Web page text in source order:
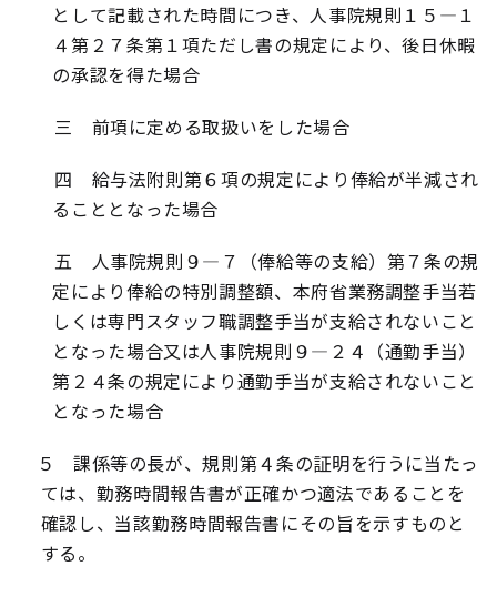
として記載された時間につき、人事院規則１５―１
４第２７条第１項ただし書の規定により、後日休暇
の承認を得た場合
三 前項に定める取扱いをした場合
四 給与法附則第６項の規定により俸給が半減され
ることとなった場合
五 人事院規則９―７（俸給等の支給）第７条の規
定により俸給の特別調整額、本府省業務調整手当若
しくは専門スタッフ職調整手当が支給されないこと
となった場合又は人事院規則９―２４（通勤手当）
第２４条の規定により通勤手当が支給されないこと
となった場合
５ 課係等の長が、規則第４条の証明を行うに当たっ
ては、勤務時間報告書が正確かつ適法であることを
確認し、当該勤務時間報告書にその旨を示すものと
する。